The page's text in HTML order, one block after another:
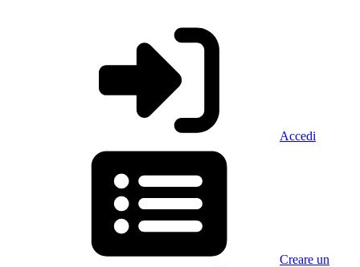
Accedi
Creare un